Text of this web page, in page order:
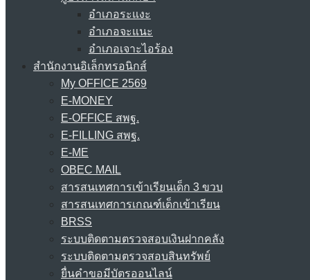
อำเภอระแงะ
อำเภอจะแนะ
อำเภอเจาะไอร้อง
สำนักงานอิเล็กทรอนิกส์
My OFFICE 2569
E-MONEY
E-OFFICE สพฐ.
E-FILLING สพฐ.
E-ME
OBEC MAIL
สารสนเทศการเข้าเรียนเด็ก 3 ขวบ
สารสนเทศการเกณฑ์เด็กเข้าเรียน
BRSS
ระบบติดตามตรวจสอบเงินฝากคลัง
ระบบติดตามตรวจสอบสินทรัพย์
ยื่นคำขอมีบัตรออนไลน์